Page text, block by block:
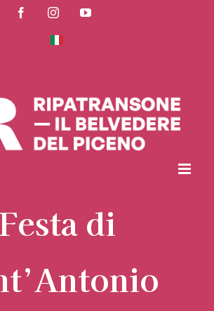
FacebookInstagramYouTube
di